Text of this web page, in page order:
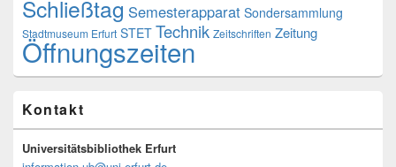
Schließtag Semesterapparat Sondersammlung
Stadtmuseum Erfurt STET Technik Zeitschriften Zeitung
Öffnungszeiten
Kontakt
Universitätsbibliothek Erfurt